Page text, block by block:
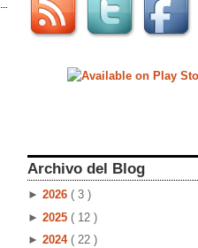
Archivo del Blog
► 2026 ( 3 )
► 2025 ( 12 )
► 2024 ( 22 )